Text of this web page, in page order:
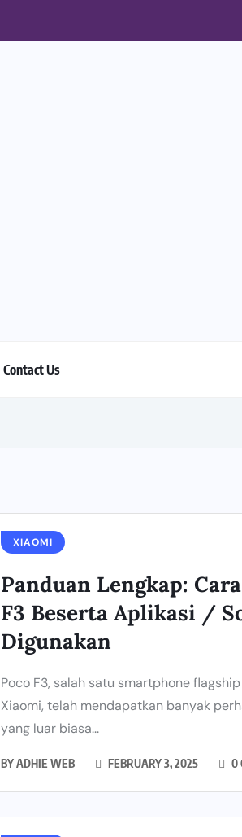
Contact Us
XIAOMI
Panduan Lengkap:
F3 Beserta Aplikasi /
Digunakan
Poco F3, salah satu smartphone
Xiaomi, telah mendapatkan banyak
yang luar biasa...
BYADHIE WEB FEBRUARY 3, 2025 0